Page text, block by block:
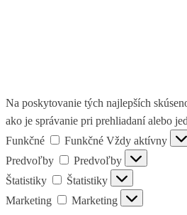
Na poskytovanie tých najlepších
ako je správanie pri prehliadaní alebo
Funkčné
Funkčné Vždy aktívny
Predvoľby
Predvoľby
Štatistiky
Štatistiky
Marketing
Marketing